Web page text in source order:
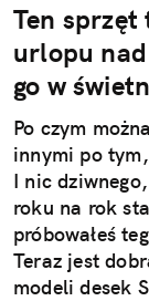
Ten sprzęt
urlopu
go w
Po czym
innymi po
I nic
roku na rok
próbowałeś
Teraz jest
modeli desek